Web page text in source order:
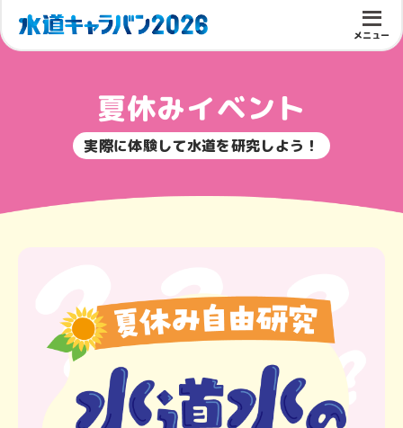
メニュー
夏休みイベント
実際に体験して水道を研究しよう！